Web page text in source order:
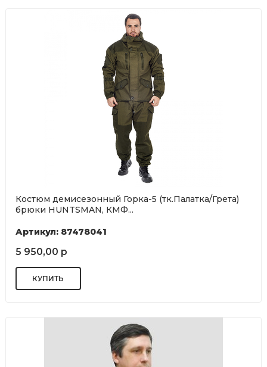
Костюм демисезонный Горка-5 (тк.Палатка/Грета)
брюки HUNTSMAN, КМФ...
Артикул: 87478041
5 950,00 р